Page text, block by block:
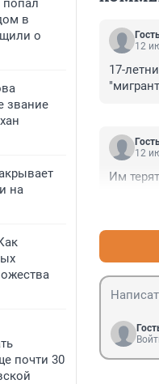
попал
в
о
звание
на
почти 30
12
17-
12
Им